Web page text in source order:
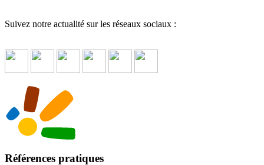
Suivez notre actualité sur les réseaux sociaux :
Références pratiques